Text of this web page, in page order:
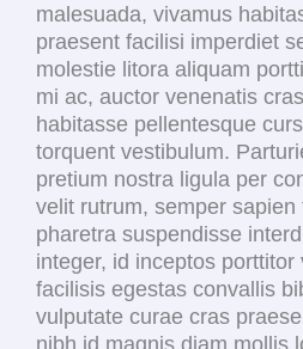
malesuada, vivamus
praesent facilisi imperdiet
molestie litora aliquam
mi ac, auctor venenatis
habitasse pellentesque
torquent vestibulum.
pretium nostra ligula per
velit rutrum, semper
pharetra suspendisse
integer, id inceptos porttitor
facilisis egestas convallis
vulputate curae cras
nibh id magnis diam mollis